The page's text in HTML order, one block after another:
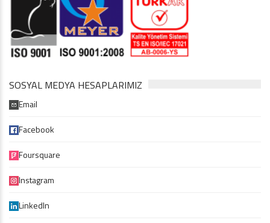
SOSYAL MEDYA HESAPLARIMIZ
Email
Facebook
Foursquare
Instagram
LinkedIn